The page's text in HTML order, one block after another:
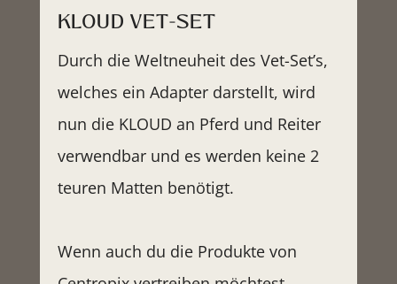
KLOUD VET-SET
Durch die Weltneuheit des Vet-Set’s,
welches ein Adapter darstellt, wird
nun die KLOUD an Pferd und Reiter
verwendbar und es werden keine 2
teuren Matten benötigt.
Wenn auch du die Produkte von